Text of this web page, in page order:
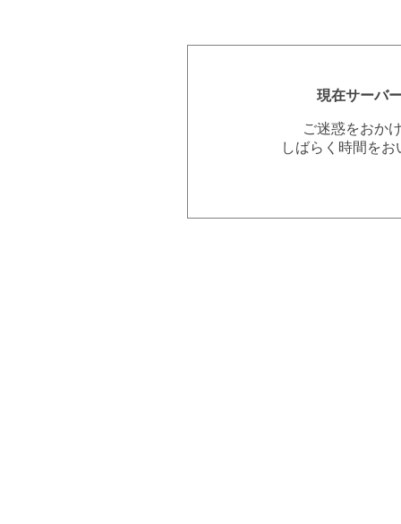
現在サーバ
ご迷惑をおか
しばらく時間を